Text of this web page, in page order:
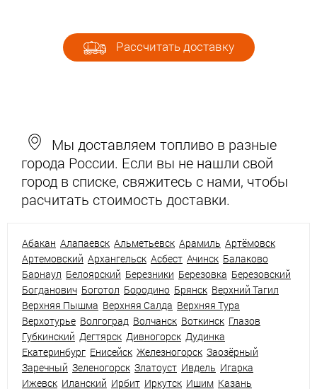
Рассчитать доставку
Мы доставляем топливо в разные
города России. Если вы не нашли свой
город в списке, свяжитесь с нами, чтобы
расчитать стоимость доставки.
Абакан Алапаевск Альметьевск Арамиль Артёмовск
Артемовский Архангельск Асбест Ачинск Балаково
Барнаул Белоярский Березники Березовка Березовский
Богданович Боготол Бородино Брянск Верхний Тагил
Верхняя Пышма Верхняя Салда Верхняя Тура
Верхотурье Волгоград Волчанск Воткинск Глазов
Губкинский Дегтярск Дивногорск Дудинка
Екатеринбург Енисейск Железногорск Заозёрный
Заречный Зеленогорск Златоуст Ивдель Игарка
Ижевск Иланский Ирбит Иркутск Ишим Казань